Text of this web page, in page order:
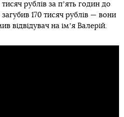
рублів за пʼять годин до
170 тисяч рублів — вони
відвідувач на імʼя Валерій.